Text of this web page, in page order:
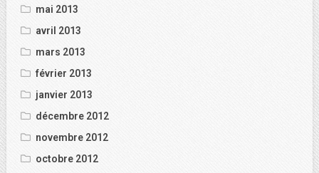
mai 2013
avril 2013
mars 2013
février 2013
janvier 2013
décembre 2012
novembre 2012
octobre 2012